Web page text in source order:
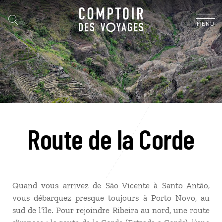
MENU
Route de la Corde
Quand vous arrivez de São Vicente à Santo Antão,
vous débarquez presque toujours à Porto Novo, au
sud de l’île. Pour rejoindre Ribeira au nord, une route